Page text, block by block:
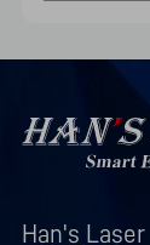
Han's Laser